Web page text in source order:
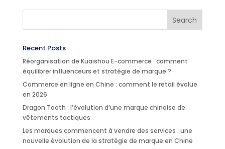
Recent Posts
Réorganisation de Kuaishou E-commerce : comment
équilibrer influenceurs et stratégie de marque ?
Commerce en ligne en Chine : comment le retail évolue
en 2026
Dragon Tooth : l’évolution d’une marque chinoise de
vêtements tactiques
Les marques commencent à vendre des services : une
nouvelle évolution de la stratégie de marque en Chine